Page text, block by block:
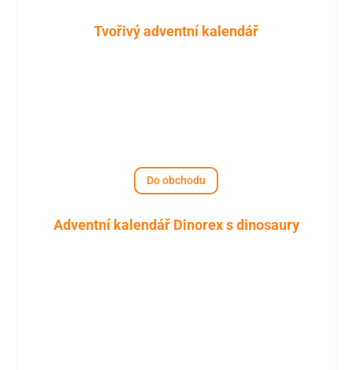
Tvořivý adventní kalendář
Do obchodu
Adventní kalendář Dinorex s dinosaury